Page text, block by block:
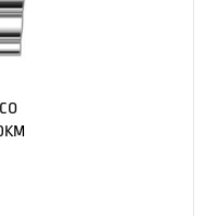
KM